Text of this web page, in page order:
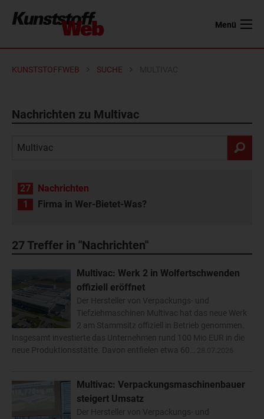
Menü
KUNSTSTOFFWEB SUCHE
Nachrichten zu Multivac
27
Nachrichten
1
Firma in Wer-Bietet-Was?
27Treffer in "Nachrichten"
Multivac: Werk 2 in Wolfertschwenden
offiziell eröffnet
Der Hersteller von Verpackungs- und
Tiefziehmaschinen Multivac hat das neue Werk
2 am Stammsitz offiziell in Betrieb genommen.
Insgesamt investierte das Unternehmen rund 100 Mio EUR in die
neue Produktionsstätte. Davon entfielen etwa 60…
Multivac: Verpackungsmaschinenbauer
steigert Umsatz
Der Hersteller von Verpackungs- und